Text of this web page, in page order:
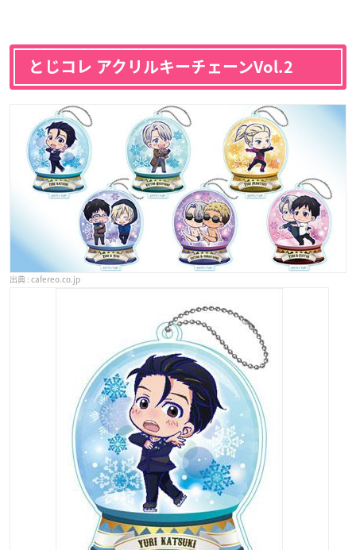
とじコレ アクリルキーチェーンVol.2
cafereo.co.jp